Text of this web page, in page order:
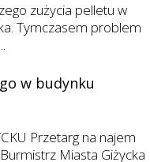
zużycia pelletu w
Tymczasem problem
w budynku
Przetarg na najem